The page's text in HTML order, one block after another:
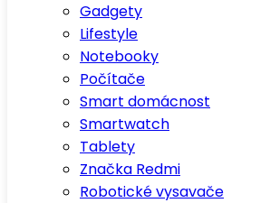
Gadgety
Lifestyle
Notebooky
Počítače
Smart domácnost
Smartwatch
Tablety
Značka Redmi
Robotické vysavače